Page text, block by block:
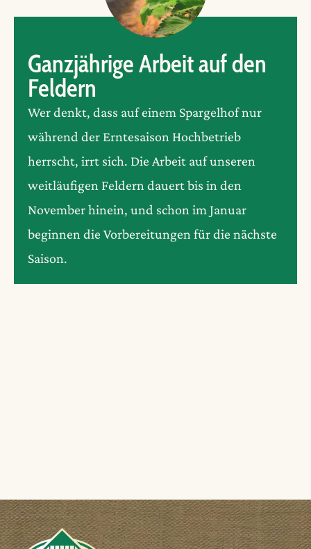
Ganzjährige Arbeit auf den
Feldern
Wer denkt, dass auf einem Spargelhof nur
während der Erntesaison Hochbetrieb
herrscht, irrt sich. Die Arbeit auf unseren
weitläufigen Feldern dauert bis in den
November hinein, und schon im Januar
beginnen die Vorbereitungen für die nächste
Saison.